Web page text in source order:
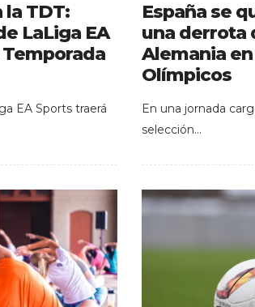
TDT:
LaLiga EA
EA Sports traerá
España se
una derrota
Alemania
Olímpicos
En una jornada
selección…